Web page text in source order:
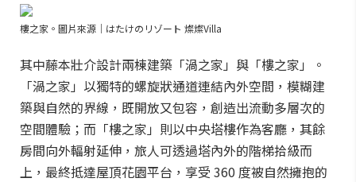
樓之家。圖片來源｜はたけのリゾート 燦燦Villa
其中藤本壯介設計兩棟建築「渦之家」與「樓之家」。
「渦之家」以獨特的螺旋狀通道連結內外空間，模糊建
築與自然的界線，既開放又包容，創造出流動多層次的
空間體驗；而「樓之家」則以中央塔樓作為客廳，其餘
房間向外輻射延伸，旅人可透過塔內外的階梯拾級而
上，最終抵達屋頂花園平台，享受 360 度被自然擁抱的